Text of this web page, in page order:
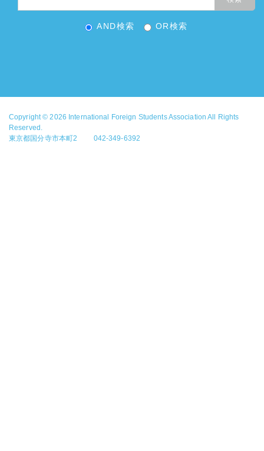
AND検索 OR検索
Copyright © 2026 International Foreign Students Association All Rights
Reserved.
東京都国分寺市本町2 042-349-6392